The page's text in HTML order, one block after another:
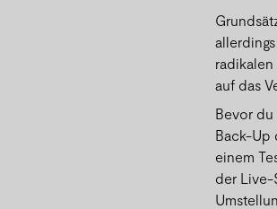
auf das
Bevor du
Back-Up
einem
der Live-